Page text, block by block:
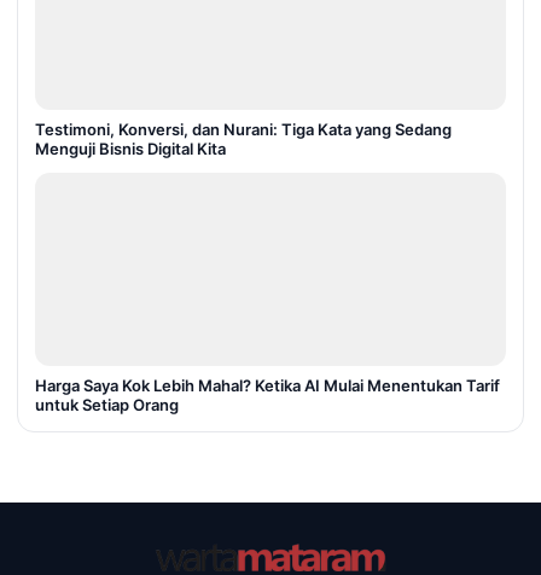
Testimoni, Konversi, dan Nurani: Tiga Kata yang Sedang
Menguji Bisnis Digital Kita
Harga Saya Kok Lebih Mahal? Ketika AI Mulai Menentukan Tarif
untuk Setiap Orang